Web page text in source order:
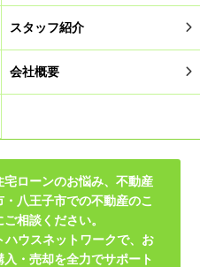
スタッフ紹介
会社概要
ローンのお悩み、不動産
八王子市での不動産のこ
相談ください。
ウスネットワークで、お
・売却を全力でサポート